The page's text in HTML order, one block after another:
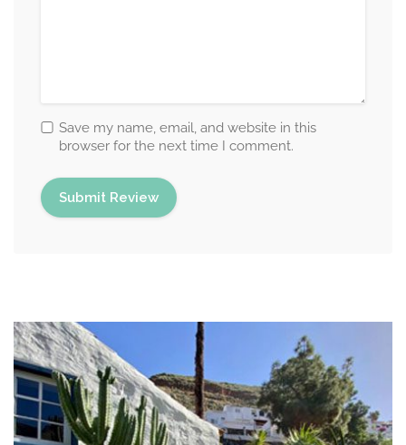
Save my name, email, and website in this
browser for the next time I comment.